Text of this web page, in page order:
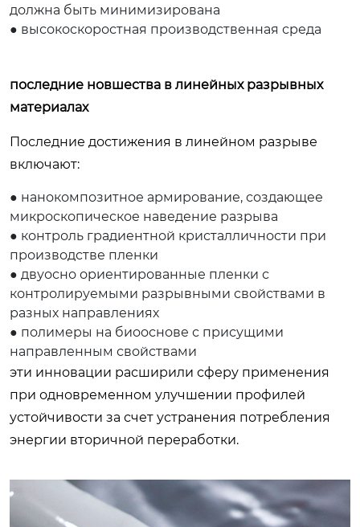
должна быть минимизирована
● высокоскоростная производственная среда
последние новшества в линейных разрывных
материалах
Последние достижения в линейном разрыве
включают:
● нанокомпозитное армирование, создающее
микроскопическое наведение разрыва
● контроль градиентной кристалличности при
производстве пленки
● двуосно ориентированные пленки с
контролируемыми разрывными свойствами в
разных направлениях
● полимеры на биооснове с присущими
направленным свойствами
эти инновации расширили сферу применения
при одновременном улучшении профилей
устойчивости за счет устранения потребления
энергии вторичной переработки.